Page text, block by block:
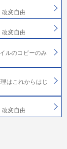
改変自由
改変自由
ルのコピーのみ
はこれからはじ
改変自由